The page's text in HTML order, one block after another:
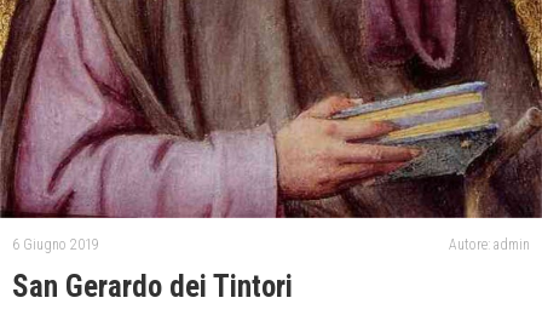
6 Giugno 2019 Autore: admin
San Gerardo dei Tintori